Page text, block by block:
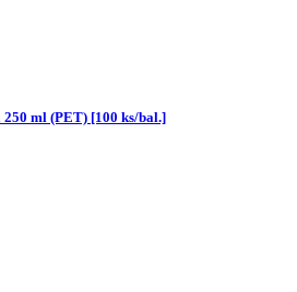
ml (PET) [100 ks/bal.]